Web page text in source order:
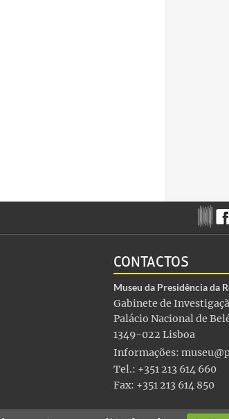
CONTACTOS
Museu da Presidência da
Gabinete de
Palácio Nacional de
1349-022 Lisboa
Informações:
Tel.: +351 213 614 660
Fax: +351 213 614 850